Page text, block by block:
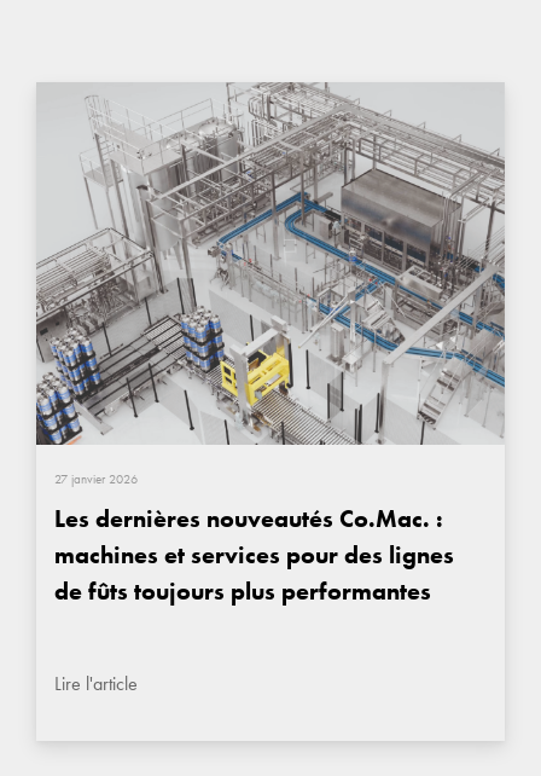
27 janvier 2026
Les dernières nouveautés Co.Mac. :
machines et services pour des lignes
de fûts toujours plus performantes
Lire l'article